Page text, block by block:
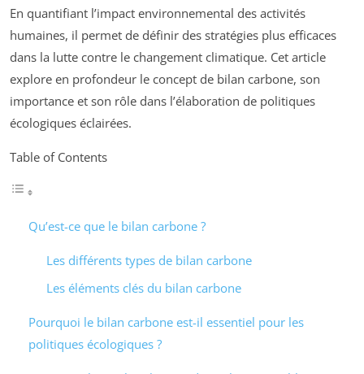
En quantifiant l’impact environnemental des activités
humaines, il permet de définir des stratégies plus efficaces
dans la lutte contre le changement climatique. Cet article
explore en profondeur le concept de bilan carbone, son
importance et son rôle dans l’élaboration de politiques
écologiques éclairées.
Table of Contents
Qu’est-ce que le bilan carbone ?
Les différents types de bilan carbone
Les éléments clés du bilan carbone
Pourquoi le bilan carbone est-il essentiel pour les
politiques écologiques ?